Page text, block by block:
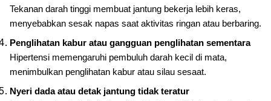
Tekanan darah tinggi membuat jantung bekerja lebih keras,
menyebabkan sesak napas saat aktivitas ringan atau berbaring.
Penglihatan kabur atau gangguan penglihatan sementara
Hipertensi memengaruhi pembuluh darah kecil di mata,
menimbulkan penglihatan kabur atau silau sesaat.
Nyeri dada atau detak jantung tidak teratur